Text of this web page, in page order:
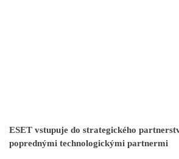
ESET vstupuje do strategického
poprednými technologickými partnermi